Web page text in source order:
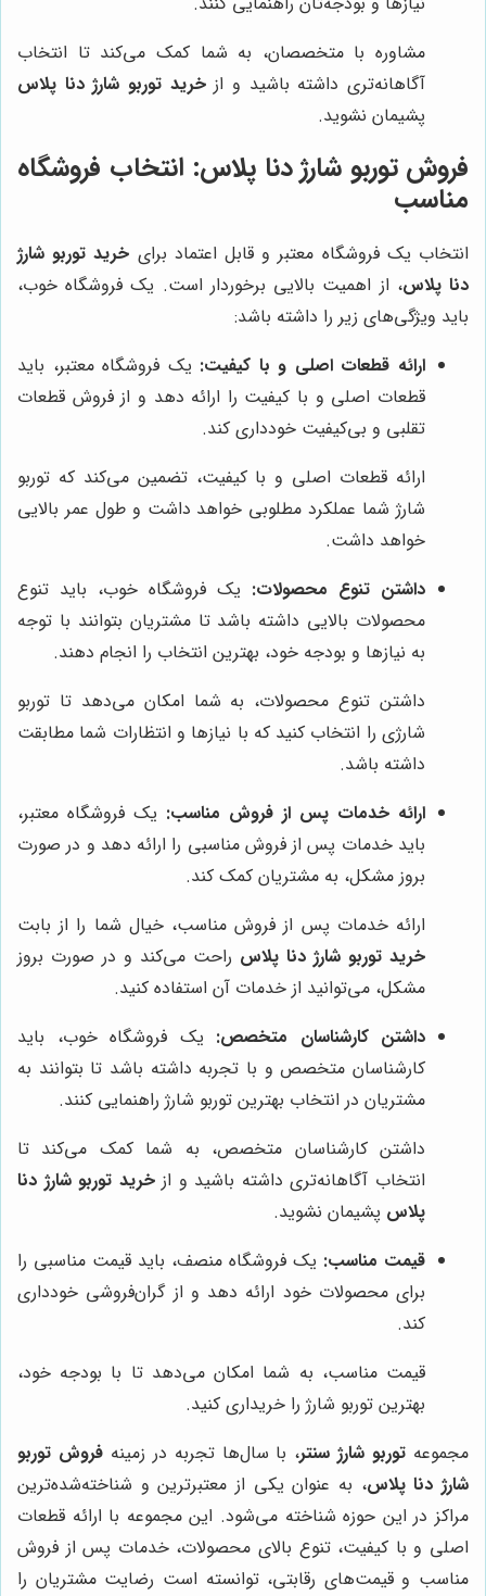
مشاوره با متخصصان، به شما کمک می‌کند تا انتخاب
آگاهانه‌تری داشته باشید و ازخرید توربو شارژ دنا پلاس
پشیمان نشوید.
فروش توربو شارژ دنا پلاس: انتخاب فروشگاه
مناسب
انتخاب یک فروشگاه معتبر و قابل اعتماد برای خرید توربو شارژ
دنا پلاس، از اهمیت بالایی برخوردار است. یک فروشگاه خوب،
باید ویژگی‌های زیر را داشته باشد:
ارائه قطعات اصلی و با کیفیت: یک فروشگاه معتبر، باید
قطعات اصلی و با کیفیت را ارائه دهد و از فروش قطعات
تقلبی و بی‌کیفیت خودداری کند.
ارائه قطعات اصلی و با کیفیت، تضمین می‌کند که توربو
شارژ شما عملکرد مطلوبی خواهد داشت و طول عمر بالایی
خواهد داشت.
داشتن تنوع محصولات: یک فروشگاه خوب، باید تنوع
محصولات بالایی داشته باشد تا مشتریان بتوانند با توجه
به نیازها و بودجه خود، بهترین انتخاب را انجام دهند.
داشتن تنوع محصولات، به شما امکان می‌دهد تا توربو
شارژی را انتخاب کنید که با نیازها و انتظارات شما مطابقت
داشته باشد.
ارائه خدمات پس از فروش مناسب: یک فروشگاه معتبر،
باید خدمات پس از فروش مناسبی را ارائه دهد و در صورت
بروز مشکل، به مشتریان کمک کند.
ارائه خدمات پس از فروش مناسب، خیال شما را از بابت
خرید توربو شارژ دنا پلاس راحت می‌کند و در صورت بروز
مشکل، می‌توانید از خدمات آن استفاده کنید.
داشتن کارشناسان متخصص: یک فروشگاه خوب، باید
کارشناسان متخصص و با تجربه داشته باشد تا بتوانند به
مشتریان در انتخاب بهترین توربو شارژ راهنمایی کنند.
داشتن کارشناسان متخصص، به شما کمک می‌کند تا
انتخاب آگاهانه‌تری داشته باشید و ازخرید توربو شارژ دنا
پلاس پشیمان نشوید.
قیمت مناسب: یک فروشگاه منصف، باید قیمت مناسبی را
برای محصولات خود ارائه دهد و از گران‌فروشی خودداری
کند.
قیمت مناسب، به شما امکان می‌دهد تا با بودجه خود،
بهترین توربو شارژ را خریداری کنید.
مجموعه توربو شارژ سنتر، با سال‌ها تجربه در زمینهفروش توربو
شارژ دنا پلاس، به عنوان یکی از معتبرترین و شناخته‌شده‌ترین
مراکز در این حوزه شناخته می‌شود. این مجموعه با ارائه قطعات
اصلی و با کیفیت، تنوع بالای محصولات، خدمات پس از فروش
مناسب و قیمت‌های رقابتی، توانسته است رضایت مشتریان را